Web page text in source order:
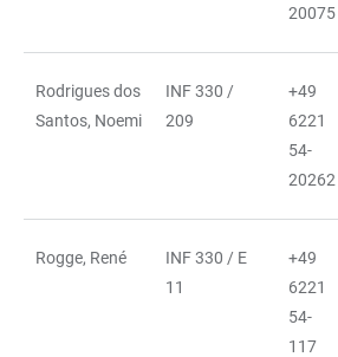
20075
Rodrigues dos
Santos, Noemi
INF 330 /
209
+49
6221
54-
20262
Rogge, René
INF 330 / E
11
+49
6221
54-
117